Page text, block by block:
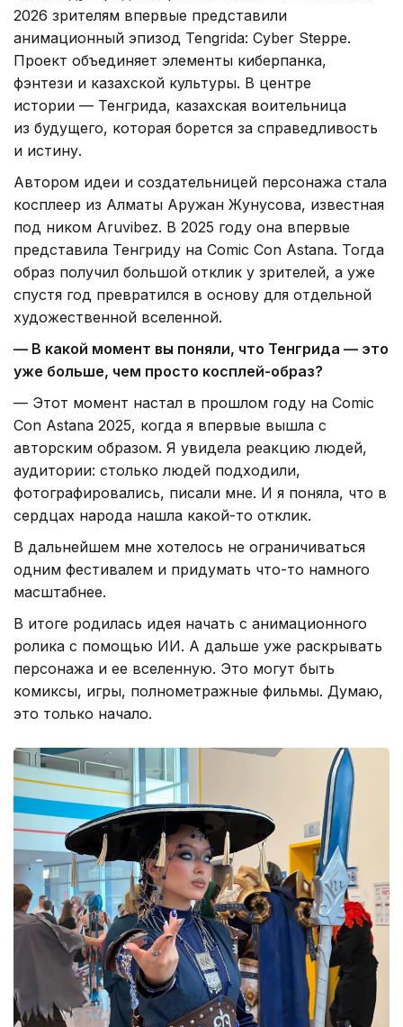
2026 зрителям впервые представили
анимационный эпизод Tengrida: Cyber Steppe.
Проект объединяет элементы киберпанка,
фэнтези и казахской культуры. В центре
истории — Тенгрида, казахская воительница
из будущего, которая борется за справедливость
и истину.
Автором идеи и создательницей персонажа стала
косплеер из Алматы Аружан Жунусова, известная
под ником Aruvibez. В 2025 году она впервые
представила Тенгриду на Comic Con Astana. Тогда
образ получил большой отклик у зрителей, а уже
спустя год превратился в основу для отдельной
художественной вселенной.
— В какой момент вы поняли, что Тенгрида — это
уже больше, чем просто косплей-образ?
— Этот момент настал в прошлом году на Comic
Con Astana 2025, когда я впервые вышла с
авторским образом. Я увидела реакцию людей,
аудитории: столько людей подходили,
фотографировались, писали мне. И я поняла, что в
сердцах народа нашла какой-то отклик.
В дальнейшем мне хотелось не ограничиваться
одним фестивалем и придумать что-то намного
масштабнее.
В итоге родилась идея начать с анимационного
ролика с помощью ИИ. А дальше уже раскрывать
персонажа и ее вселенную. Это могут быть
комиксы, игры, полнометражные фильмы. Думаю,
это только начало.